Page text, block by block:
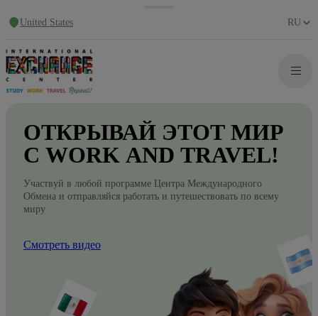
United States RU
ОТКРЫВАЙ ЭТОТ МИР
С WORK AND TRAVEL!
Участвуй в любой программе Центра Международного
Обмена и отправляйся работать и путешествовать по всему
миру
Смотреть видео